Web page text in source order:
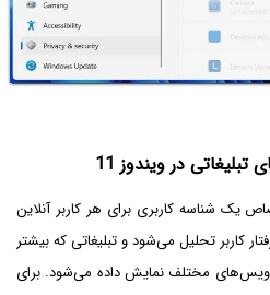
در ویندوز 11
ویندوز 11، اختصاص یک شناسه کاربری برای هر کاربر آنلاین
کاربر تحلیل می‌شود و تبلیغاتی که بیشتر
مختلف نمایش داده می‌شود. برای